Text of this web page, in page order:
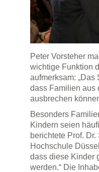
Peter Vorsteher
wichtige Funktion
aufmerksam: „Das
dass Familien aus
ausbrechen
Besonders
Kindern seien
berichtete Prof.
Hochschule
dass diese Kinder
werden.“ Die